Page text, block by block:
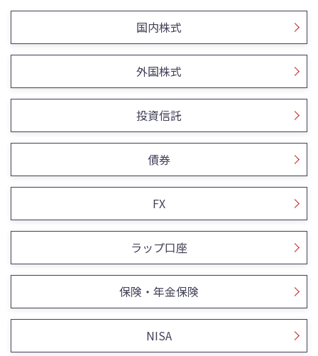
国内株式
外国株式
投資信託
債券
FX
ラップ口座
保険・年金保険
NISA